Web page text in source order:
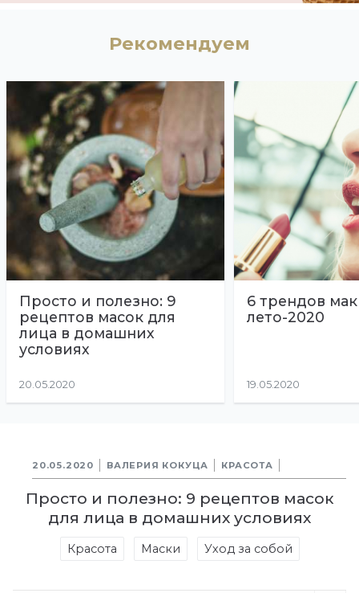
Рекомендуем
Просто и полезно: 9
рецептов масок для
лица в домашних
условиях
20.05.2020
6 трендов
лето-2020
19.05.2020
20.05.2020 ВАЛЕРИЯ КОКУЦА КРАСОТА
Просто и полезно: 9 рецептов масок
для лица в домашних условиях
Красота Маски Уход за собой